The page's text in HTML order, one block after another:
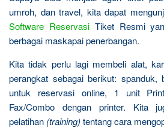
umroh, dan travel, kita dapat
Software ReservasiTiket Resmi
berbagai maskapai penerbangan.
Kita tidak perlu lagi membeli alat,
perangkat sebagai berikut: spanduk,
untuk reservasi online, 1 unit
Fax/Combo dengan printer. Kita
pelatihan (training) tentang cara